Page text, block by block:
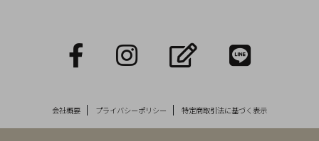
facebook
Instagram
blogLINE
会社概要 プライバシーポリシー 特定商取引法に基づく表示